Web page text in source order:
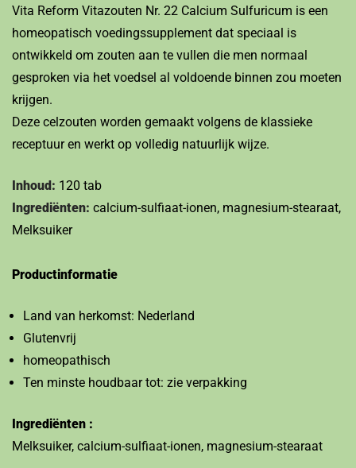
Vita Reform Vitazouten Nr. 22 Calcium Sulfuricum is een
homeopatisch voedingssupplement dat speciaal is
ontwikkeld om zouten aan te vullen die men normaal
gesproken via het voedsel al voldoende binnen zou moeten
krijgen.
Deze celzouten worden gemaakt volgens de klassieke
receptuur en werkt op volledig natuurlijk wijze.
Inhoud: 120 tab
Ingrediënten: calcium-sulfiaat-ionen, magnesium-stearaat,
Melksuiker
Productinformatie
Land van herkomst: Nederland
Glutenvrij
homeopathisch
Ten minste houdbaar tot: zie verpakking
Ingrediënten :
Melksuiker, calcium-sulfiaat-ionen, magnesium-stearaat